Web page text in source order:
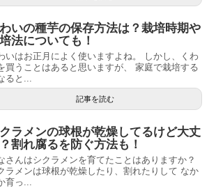
いの種芋の保存方法は？栽培時期や
法についても！
いはお正月によく使いますよね。 しかし、くわ
買うことはあると思いますが、 家庭で栽培する
ると...
記事を読む
ラメンの球根が乾燥してるけど大丈
割れ腐るを防ぐ方法も！
さんはシクラメンを育てたことはありますか？
ラメンは球根が乾燥したり、割れたりして なか
育っ...